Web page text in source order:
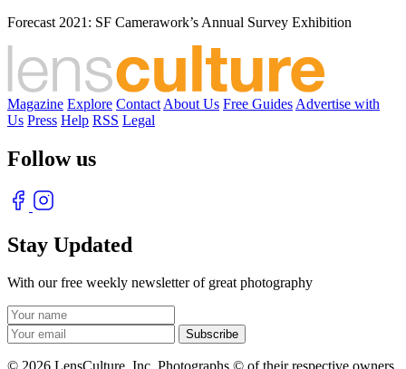
Forecast 2021: SF Camerawork’s Annual Survey Exhibition
Magazine Explore Contact About Us Free Guides Advertise with
Us Press Help RSS Legal
Follow us
Stay Updated
With our free weekly newsletter of great photography